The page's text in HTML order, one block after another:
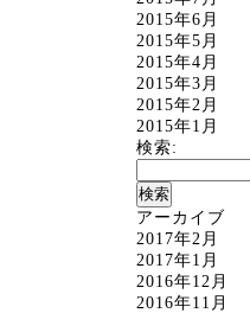
2015年6月
2015年5月
2015年4月
2015年3月
2015年2月
2015年1月
検索:
アーカイブ
2017年2月
2017年1月
2016年12月
2016年11月